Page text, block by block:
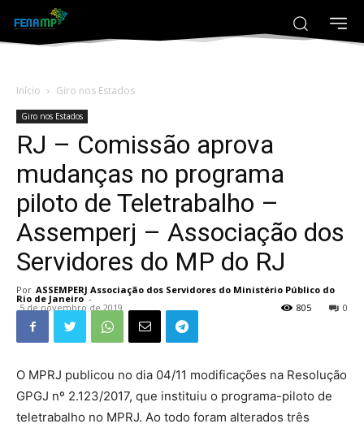
Início Giro nos Estados
Giro nos Estados
RJ – Comissão aprova
mudanças no programa
piloto de Teletrabalho –
Assemperj – Associação dos
Servidores do MP do RJ
Por ASSEMPERJ Associação dos Servidores do Ministério Público do
Rio de Janeiro -
5 de novembro de 2019 0
805
O MPRJ publicou no dia 04/11 modificações na Resolução
GPGJ nº 2.123/2017, que instituiu o programa-piloto de
teletrabalho no MPRJ. Ao todo foram alterados três